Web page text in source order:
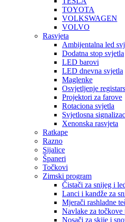
TOYOTA
VOLKSWAGEN
VOLVO
Rasvjeta
Ambijentalna led
Dodatna stop svjetla
LED barovi
LED dnevna svjetla
Maglenke
Osvjetljenje
Projektori za farove
Rotaciona svjetla
Svjetlosna
Xenonska rasvjeta
Ratkape
Razno
Sijalice
Španeri
Točkovi
Zimski program
Čistači za snijeg i
Lanci i kandže za
Mjerači rashladne
Navlake za
Nosači za skije i